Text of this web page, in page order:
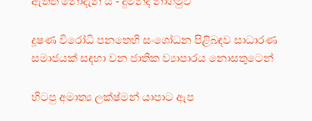
දූෂණ විරෝධි පනතෙහි සංශෝධන පිළිබඳව සාධාරණ
සමාජයක් සඳහා වන ජාතික ව්‍යාපාරය නොසතුටෙන්
හිටපු අමාත්‍ය ලක්ෂ්මන් යාපාට ඇප